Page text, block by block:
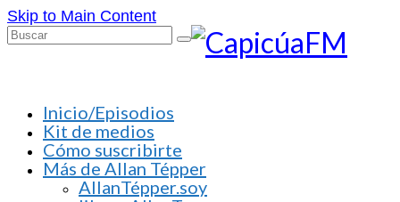
Skip to Main Content
Buscar
Inicio/Episodios
Kit de medios
Cómo suscribirte
Más de Allan Tépper
AllanTépper.soy